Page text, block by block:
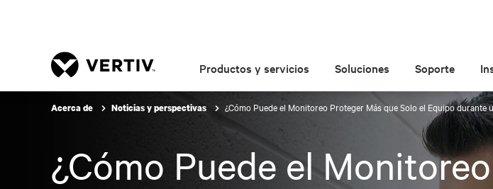
Productos y servicios Soluciones Soporte
Acerca de Noticias y perspectivas ¿Cómo Puede el Monitoreo Proteger Más que Solo el Equipo durante
¿Cómo Puede el